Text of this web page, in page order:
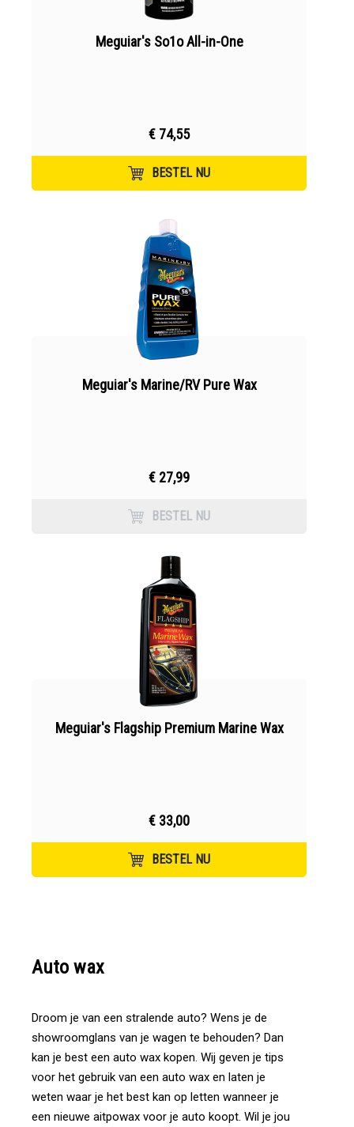
Meguiar's So1o All-in-One
€ 74,55
BESTEL NU
Meguiar's Marine/RV Pure Wax
€ 27,99
BESTEL NU
Meguiar's Flagship Premium Marine Wax
€ 33,00
BESTEL NU
Auto wax
Droom je van een stralende auto? Wens je de
showroomglans van je wagen te behouden? Dan
kan je best een auto wax kopen. Wij geven je tips
voor het gebruik van een auto wax en laten je
weten waar je het best kan op letten wanneer je
een nieuwe aitpowax voor je auto koopt. Wil je jou